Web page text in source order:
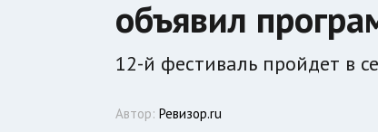
объявил
12-й фестиваль пройдет в
Автор:Ревизор.ru